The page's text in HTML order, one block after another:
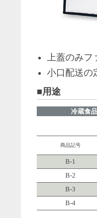
上蓋のみ
小口配送の
■用途
冷蔵食
商品記号
B-1
B-2
B-3
B-4